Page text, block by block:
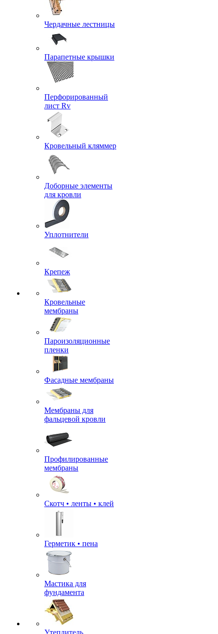
Чердачные лестницы
Парапетные крышки
Перфорированный
лист Rv
Кровельный кляммер
Доборные элементы
для кровли
Уплотнители
Крепеж
Кровельные
мембраны
Пароизоляционные
пленки
Фасадные мембраны
Мембраны для
фальцевой кровли
Профилированные
мембраны
Скотч • ленты • клей
Герметик • пена
Мастика для
фундамента
Утеплитель